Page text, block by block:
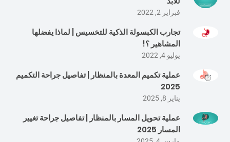
فبراير 2, 2022
تجارب الكبسولة الذكية للتخسيس | لماذا يفضلها
المشاهير ؟!
يوليو 4, 2022
عملية تكميم المعدة بالمنظار | تفاصيل جراحة التكميم
2025
يناير 8, 2025
عملية تحويل المسار بالمنظار | تفاصيل جراحة تغيير
المسار 2025